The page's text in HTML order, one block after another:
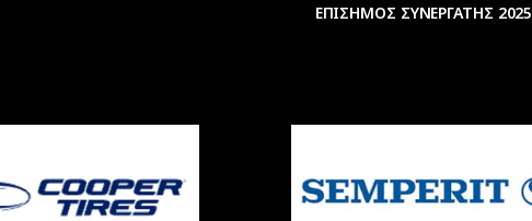
ΕΠΙΣΗΜΟΣ ΣΥΝΕΡΓΑΤΗΣ 2025